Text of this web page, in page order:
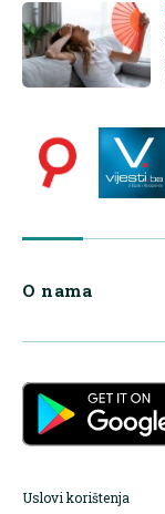
O nama
Uslovi korištenja